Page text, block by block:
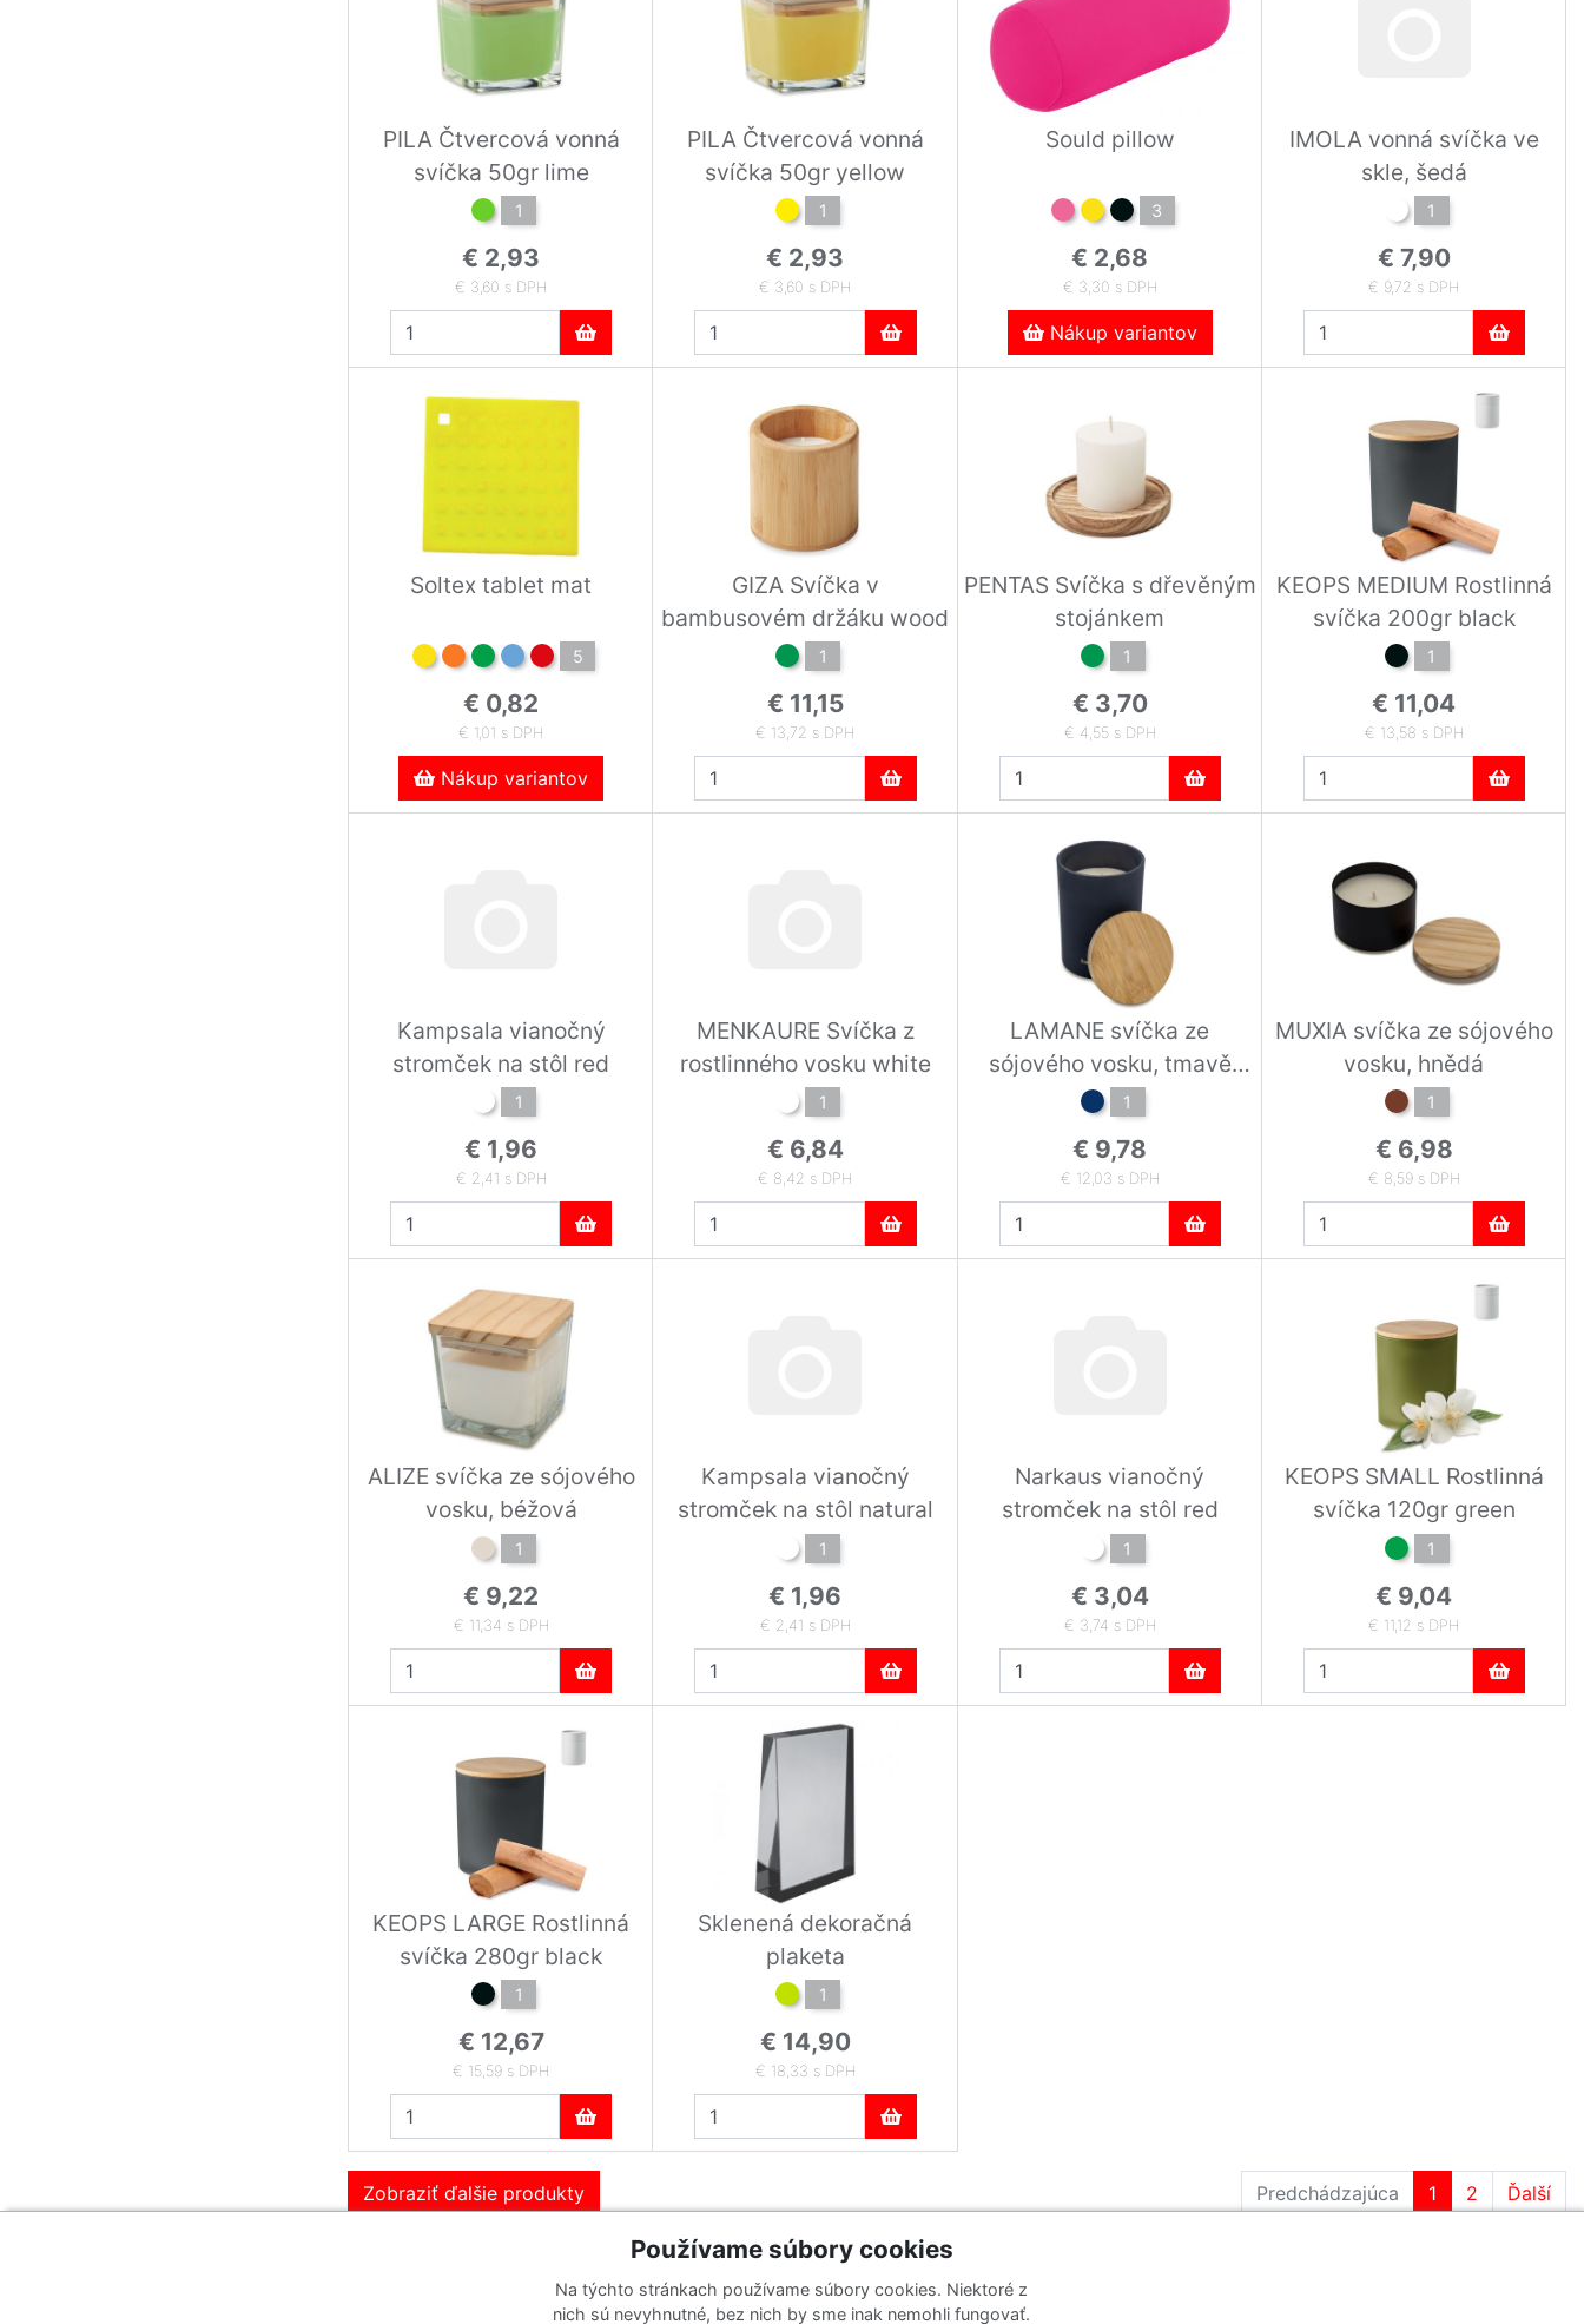
PILA Čtvercová vonná
svíčka 50gr lime
1
€ 2,93
€ 3,60 s DPH
PILA Čtvercová vonná
svíčka 50gr yellow
1
€ 2,93
€ 3,60 s DPH
Sould pillow
3
€ 2,68
€ 3,30 s DPH
Nákup variantov
IMOLA vonná svíčka ve
skle, šedá
1
€ 7,90
€ 9,72 s DPH
Soltex tablet mat
5
€ 0,82
€ 1,01 s DPH
Nákup variantov
GIZA Svíčka v
bambusovém držáku wood
1
€ 11,15
€ 13,72 s DPH
PENTAS Svíčka s dřevěným
stojánkem
1
€ 3,70
€ 4,55 s DPH
KEOPS MEDIUM Rostlinná
svíčka 200gr black
1
€ 11,04
€ 13,58 s DPH
Kampsala vianočný
stromček na stôl red
1
€ 1,96
€ 2,41 s DPH
MENKAURE Svíčka z
rostlinného vosku white
1
€ 6,84
€ 8,42 s DPH
LAMANE svíčka ze
sójového vosku, tmavě
modrá
1
€ 9,78
€ 12,03 s DPH
MUXIA svíčka ze sójového
vosku, hnědá
1
€ 6,98
€ 8,59 s DPH
ALIZE svíčka ze sójového
vosku, béžová
1
€ 9,22
€ 11,34 s DPH
Kampsala vianočný
stromček na stôl natural
1
€ 1,96
€ 2,41 s DPH
Narkaus vianočný
stromček na stôl red
1
€ 3,04
€ 3,74 s DPH
KEOPS SMALL Rostlinná
svíčka 120gr green
1
€ 9,04
€ 11,12 s DPH
KEOPS LARGE Rostlinná
svíčka 280gr black
1
€ 12,67
€ 15,59 s DPH
Sklenená dekoračná
plaketa
1
€ 14,90
€ 18,33 s DPH
Zobraziť ďalšie produkty Predchádzajúca 1 2 Ďalší
Katalógy
Prihlásiť sa k odberu noviniek
Používame súbory cookies
Na týchto stránkach používame súbory cookies. Niektoré z
nich sú nevyhnutné, bez nich by sme inak nemohli fungovať.